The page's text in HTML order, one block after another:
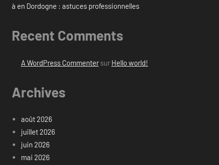
à en Dordogne : astuces professionnelles
Recent Comments
A WordPress Commentersur Hello world!
Archives
août 2026
juillet 2026
juin 2026
mai 2026